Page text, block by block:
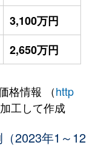
3,100万円
2,650万円
格情報 （http
工して作成
2023年1～12